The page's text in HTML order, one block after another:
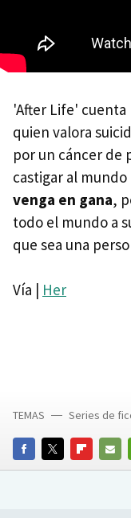
'After Life' cuenta
quien valora
por un cáncer de
castigar al mundo
venga en gana,
todo el mundo a
que sea una
Vía | Her
FACEBOOKTWITTERFLIPBOARD
E-
TEMAS Series de